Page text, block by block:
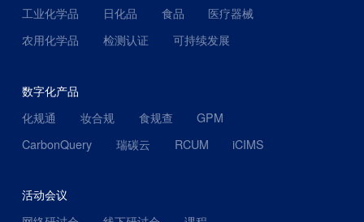
工业化学品
日化品 食品
医疗器械
农用化学品
检测认证 可持续发展
数字化产品
化规通
妆合规 食规查
GPM
CarbonQuery
瑞碳云 RCUM iCIMS
活动会议